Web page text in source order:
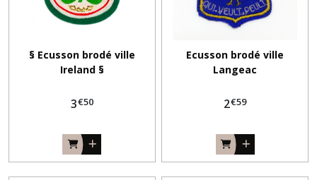
§ Ecusson brodé ville
Ireland §
3€50
Ecusson brodé ville
Langeac
2€59